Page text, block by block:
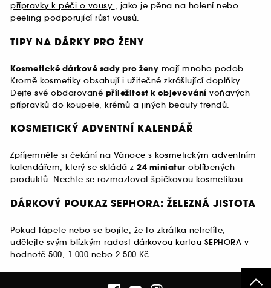
přípravky k péči o vousy , jako je pěna na holení nebo
peeling podporující růst vousů.
TIPY NA DÁRKY PRO ŽENY
Kosmetické dárkové sady pro ženy mají mnoho podob.
Kromě kosmetiky obsahují i užitečné zkrášlující doplňky.
Dejte své obdarované příležitost k objevování voňavých
přípravků do koupele, krémů a jiných beauty trendů.
KOSMETICKÝ ADVENTNÍ KALENDÁŘ
Zpříjemněte si čekání na Vánoce s kosmetickým adventním
kalendářem, který se skládá z 24 miniatur oblíbených
produktů. Nechte se rozmazlovat špičkovou kosmetikou
DÁRKOVÝ POUKAZ SEPHORA: ŽELEZNÁ JISTOTA
Pokud tápete nebo se bojíte, že to zkrátka netrefíte,
udělejte svým blízkým radost dárkovou kartou SEPHORA v
hodnotě 500, 1 000 nebo 2 500 Kč.